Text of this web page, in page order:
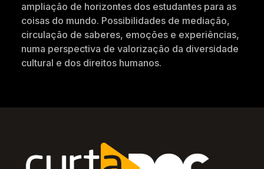
ampliação de horizontes dos estudantes para as
coisas do mundo. Possibilidades de mediação,
circulação de saberes, emoções e experiências,
numa perspectiva de valorização da diversidade
cultural e dos direitos humanos.